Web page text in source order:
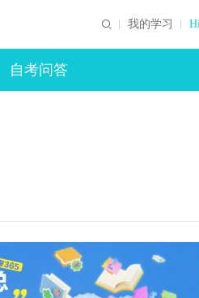
我的学习
自考问答